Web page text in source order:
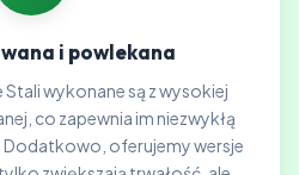
i powlekana
wykonane są z wysokiej
co zapewnia im niezwykłą
oferujemy wersje